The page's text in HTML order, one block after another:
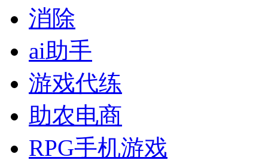
消除
ai助手
游戏代练
助农电商
RPG手机游戏